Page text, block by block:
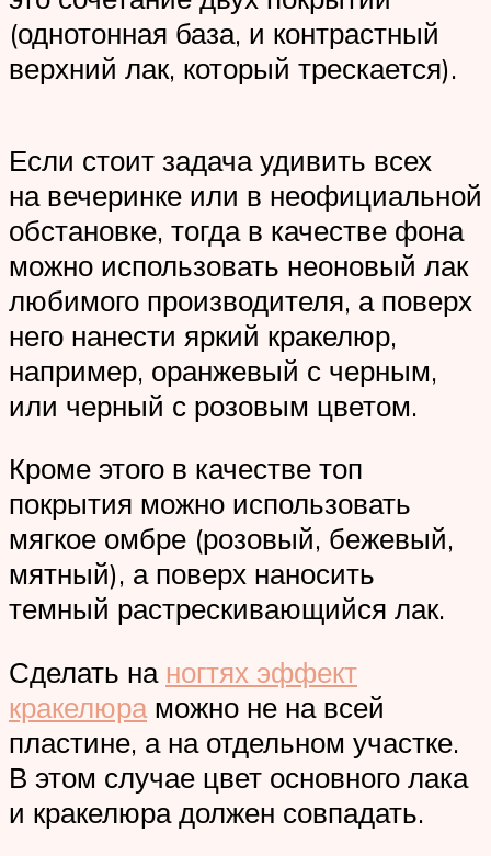
(однотонная база, и контрастный
верхний лак, который трескается).
Если стоит задача удивить всех
на вечеринке или в неофициальной
обстановке, тогда в качестве фона
можно использовать неоновый лак
любимого производителя, а поверх
него нанести яркий кракелюр,
например, оранжевый с черным,
или черный с розовым цветом.
Кроме этого в качестве топ
покрытия можно использовать
мягкое омбре (розовый, бежевый,
мятный), а поверх наносить
темный растрескивающийся лак.
Сделать на ногтях эффект
кракелюраможно не на всей
пластине, а на отдельном участке.
В этом случае цвет основного лака
и кракелюра должен совпадать.